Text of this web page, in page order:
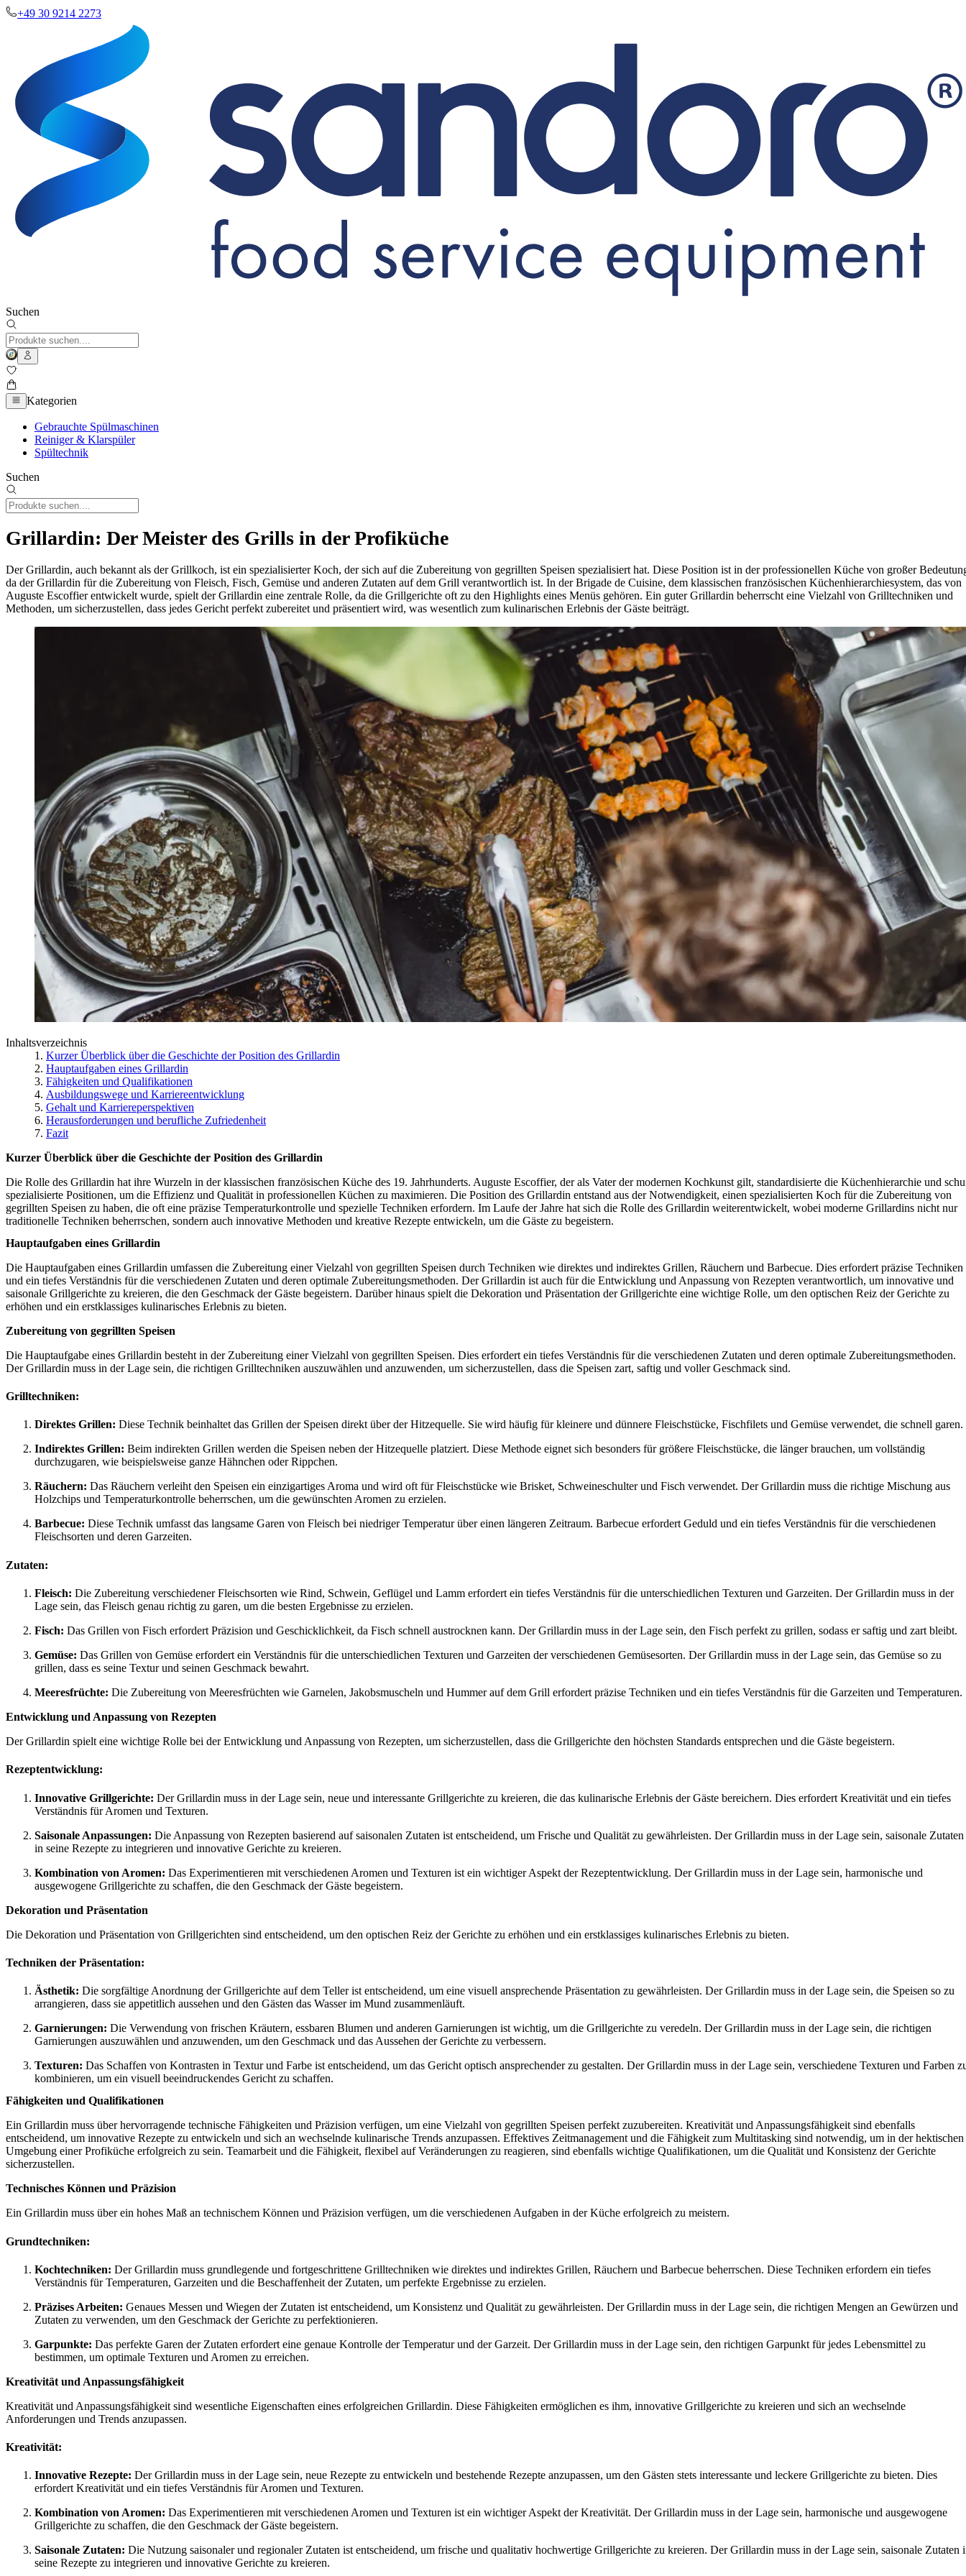
+49 30 9214 2273
Suchen
Kategorien
Gebrauchte Spülmaschinen
Reiniger & Klarspüler
Spültechnik
Suchen
Grillardin: Der Meister des Grills in der Profiküche
Der Grillardin, auch bekannt als der Grillkoch, ist ein spezialisierter Koch, der sich auf die Zubereitung von gegrillten Speisen spezialisiert hat. Diese Position ist in der professionellen Küche von großer
da der Grillardin für die Zubereitung von Fleisch, Fisch, Gemüse und anderen Zutaten auf dem Grill verantwortlich ist. In der Brigade de Cuisine, dem klassischen französischen Küchenhierarchiesystem, das von
Auguste Escoffier entwickelt wurde, spielt der Grillardin eine zentrale Rolle, da die Grillgerichte oft zu den Highlights eines Menüs gehören. Ein guter Grillardin beherrscht eine Vielzahl von Grilltechniken und
Methoden, um sicherzustellen, dass jedes Gericht perfekt zubereitet und präsentiert wird, was wesentlich zum kulinarischen Erlebnis der Gäste beiträgt.
Inhaltsverzeichnis
Kurzer Überblick über die Geschichte der Position des Grillardin
Hauptaufgaben eines Grillardin
Fähigkeiten und Qualifikationen
Ausbildungswege und Karriereentwicklung
Gehalt und Karriereperspektiven
Herausforderungen und berufliche Zufriedenheit
Fazit
Kurzer Überblick über die Geschichte der Position des Grillardin
Die Rolle des Grillardin hat ihre Wurzeln in der klassischen französischen Küche des 19. Jahrhunderts. Auguste Escoffier, der als Vater der modernen Kochkunst gilt, standardisierte die Küchenhierarchie und
spezialisierte Positionen, um die Effizienz und Qualität in professionellen Küchen zu maximieren. Die Position des Grillardin entstand aus der Notwendigkeit, einen spezialisierten Koch für die Zubereitung von
gegrillten Speisen zu haben, die oft eine präzise Temperaturkontrolle und spezielle Techniken erfordern. Im Laufe der Jahre hat sich die Rolle des Grillardin weiterentwickelt, wobei moderne Grillardins nicht nur
traditionelle Techniken beherrschen, sondern auch innovative Methoden und kreative Rezepte entwickeln, um die Gäste zu begeistern.
Hauptaufgaben eines Grillardin
Die Hauptaufgaben eines Grillardin umfassen die Zubereitung einer Vielzahl von gegrillten Speisen durch Techniken wie direktes und indirektes Grillen, Räuchern und Barbecue. Dies erfordert präzise Techniken
und ein tiefes Verständnis für die verschiedenen Zutaten und deren optimale Zubereitungsmethoden. Der Grillardin ist auch für die Entwicklung und Anpassung von Rezepten verantwortlich, um innovative und
saisonale Grillgerichte zu kreieren, die den Geschmack der Gäste begeistern. Darüber hinaus spielt die Dekoration und Präsentation der Grillgerichte eine wichtige Rolle, um den optischen Reiz der Gerichte zu
erhöhen und ein erstklassiges kulinarisches Erlebnis zu bieten.
Zubereitung von gegrillten Speisen
Die Hauptaufgabe eines Grillardin besteht in der Zubereitung einer Vielzahl von gegrillten Speisen. Dies erfordert ein tiefes Verständnis für die verschiedenen Zutaten und deren optimale Zubereitungsmethoden.
Der Grillardin muss in der Lage sein, die richtigen Grilltechniken auszuwählen und anzuwenden, um sicherzustellen, dass die Speisen zart, saftig und voller Geschmack sind.
Grilltechniken:
Direktes Grillen: Diese Technik beinhaltet das Grillen der Speisen direkt über der Hitzequelle. Sie wird häufig für kleinere und dünnere Fleischstücke, Fischfilets und Gemüse verwendet, die schnell garen.
Indirektes Grillen: Beim indirekten Grillen werden die Speisen neben der Hitzequelle platziert. Diese Methode eignet sich besonders für größere Fleischstücke, die länger brauchen, um vollständig
durchzugaren, wie beispielsweise ganze Hähnchen oder Rippchen.
Räuchern: Das Räuchern verleiht den Speisen ein einzigartiges Aroma und wird oft für Fleischstücke wie Brisket, Schweineschulter und Fisch verwendet. Der Grillardin muss die richtige Mischung aus
Holzchips und Temperaturkontrolle beherrschen, um die gewünschten Aromen zu erzielen.
Barbecue: Diese Technik umfasst das langsame Garen von Fleisch bei niedriger Temperatur über einen längeren Zeitraum. Barbecue erfordert Geduld und ein tiefes Verständnis für die verschiedenen
Fleischsorten und deren Garzeiten.
Zutaten:
Fleisch: Die Zubereitung verschiedener Fleischsorten wie Rind, Schwein, Geflügel und Lamm erfordert ein tiefes Verständnis für die unterschiedlichen Texturen und Garzeiten. Der Grillardin muss in der
Lage sein, das Fleisch genau richtig zu garen, um die besten Ergebnisse zu erzielen.
Fisch: Das Grillen von Fisch erfordert Präzision und Geschicklichkeit, da Fisch schnell austrocknen kann. Der Grillardin muss in der Lage sein, den Fisch perfekt zu grillen, sodass er saftig und zart bleibt.
Gemüse: Das Grillen von Gemüse erfordert ein Verständnis für die unterschiedlichen Texturen und Garzeiten der verschiedenen Gemüsesorten. Der Grillardin muss in der Lage sein, das Gemüse so zu
grillen, dass es seine Textur und seinen Geschmack bewahrt.
Meeresfrüchte: Die Zubereitung von Meeresfrüchten wie Garnelen, Jakobsmuscheln und Hummer auf dem Grill erfordert präzise Techniken und ein tiefes Verständnis für die Garzeiten und Temperaturen.
Entwicklung und Anpassung von Rezepten
Der Grillardin spielt eine wichtige Rolle bei der Entwicklung und Anpassung von Rezepten, um sicherzustellen, dass die Grillgerichte den höchsten Standards entsprechen und die Gäste begeistern.
Rezeptentwicklung:
Innovative Grillgerichte: Der Grillardin muss in der Lage sein, neue und interessante Grillgerichte zu kreieren, die das kulinarische Erlebnis der Gäste bereichern. Dies erfordert Kreativität und ein tiefes
Verständnis für Aromen und Texturen.
Saisonale Anpassungen: Die Anpassung von Rezepten basierend auf saisonalen Zutaten ist entscheidend, um Frische und Qualität zu gewährleisten. Der Grillardin muss in der Lage sein, saisonale Zutaten
in seine Rezepte zu integrieren und innovative Gerichte zu kreieren.
Kombination von Aromen: Das Experimentieren mit verschiedenen Aromen und Texturen ist ein wichtiger Aspekt der Rezeptentwicklung. Der Grillardin muss in der Lage sein, harmonische und
ausgewogene Grillgerichte zu schaffen, die den Geschmack der Gäste begeistern.
Dekoration und Präsentation
Die Dekoration und Präsentation von Grillgerichten sind entscheidend, um den optischen Reiz der Gerichte zu erhöhen und ein erstklassiges kulinarisches Erlebnis zu bieten.
Techniken der Präsentation:
Ästhetik: Die sorgfältige Anordnung der Grillgerichte auf dem Teller ist entscheidend, um eine visuell ansprechende Präsentation zu gewährleisten. Der Grillardin muss in der Lage sein, die Speisen so zu
arrangieren, dass sie appetitlich aussehen und den Gästen das Wasser im Mund zusammenläuft.
Garnierungen: Die Verwendung von frischen Kräutern, essbaren Blumen und anderen Garnierungen ist wichtig, um die Grillgerichte zu veredeln. Der Grillardin muss in der Lage sein, die richtigen
Garnierungen auszuwählen und anzuwenden, um den Geschmack und das Aussehen der Gerichte zu verbessern.
Texturen: Das Schaffen von Kontrasten in Textur und Farbe ist entscheidend, um das Gericht optisch ansprechender zu gestalten. Der Grillardin muss in der Lage sein, verschiedene Texturen und Farben
kombinieren, um ein visuell beeindruckendes Gericht zu schaffen.
Fähigkeiten und Qualifikationen
Ein Grillardin muss über hervorragende technische Fähigkeiten und Präzision verfügen, um eine Vielzahl von gegrillten Speisen perfekt zuzubereiten. Kreativität und Anpassungsfähigkeit sind ebenfalls
entscheidend, um innovative Rezepte zu entwickeln und sich an wechselnde kulinarische Trends anzupassen. Effektives Zeitmanagement und die Fähigkeit zum Multitasking sind notwendig, um in der hektischen
Umgebung einer Profiküche erfolgreich zu sein. Teamarbeit und die Fähigkeit, flexibel auf Veränderungen zu reagieren, sind ebenfalls wichtige Qualifikationen, um die Qualität und Konsistenz der Gerichte
sicherzustellen.
Technisches Können und Präzision
Ein Grillardin muss über ein hohes Maß an technischem Können und Präzision verfügen, um die verschiedenen Aufgaben in der Küche erfolgreich zu meistern.
Grundtechniken:
Kochtechniken: Der Grillardin muss grundlegende und fortgeschrittene Grilltechniken wie direktes und indirektes Grillen, Räuchern und Barbecue beherrschen. Diese Techniken erfordern ein tiefes
Verständnis für Temperaturen, Garzeiten und die Beschaffenheit der Zutaten, um perfekte Ergebnisse zu erzielen.
Präzises Arbeiten: Genaues Messen und Wiegen der Zutaten ist entscheidend, um Konsistenz und Qualität zu gewährleisten. Der Grillardin muss in der Lage sein, die richtigen Mengen an Gewürzen und
Zutaten zu verwenden, um den Geschmack der Gerichte zu perfektionieren.
Garpunkte: Das perfekte Garen der Zutaten erfordert eine genaue Kontrolle der Temperatur und der Garzeit. Der Grillardin muss in der Lage sein, den richtigen Garpunkt für jedes Lebensmittel zu
bestimmen, um optimale Texturen und Aromen zu erreichen.
Kreativität und Anpassungsfähigkeit
Kreativität und Anpassungsfähigkeit sind wesentliche Eigenschaften eines erfolgreichen Grillardin. Diese Fähigkeiten ermöglichen es ihm, innovative Grillgerichte zu kreieren und sich an wechselnde
Anforderungen und Trends anzupassen.
Kreativität:
Innovative Rezepte: Der Grillardin muss in der Lage sein, neue Rezepte zu entwickeln und bestehende Rezepte anzupassen, um den Gästen stets interessante und leckere Grillgerichte zu bieten. Dies
erfordert Kreativität und ein tiefes Verständnis für Aromen und Texturen.
Kombination von Aromen: Das Experimentieren mit verschiedenen Aromen und Texturen ist ein wichtiger Aspekt der Kreativität. Der Grillardin muss in der Lage sein, harmonische und ausgewogene
Grillgerichte zu schaffen, die den Geschmack der Gäste begeistern.
Saisonale Zutaten: Die Nutzung saisonaler und regionaler Zutaten ist entscheidend, um frische und qualitativ hochwertige Grillgerichte zu kreieren. Der Grillardin muss in der Lage sein, saisonale Zutaten
seine Rezepte zu integrieren und innovative Gerichte zu kreieren.